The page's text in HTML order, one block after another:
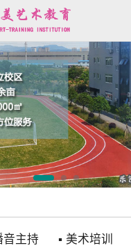
音主持 ▪ 美术培训